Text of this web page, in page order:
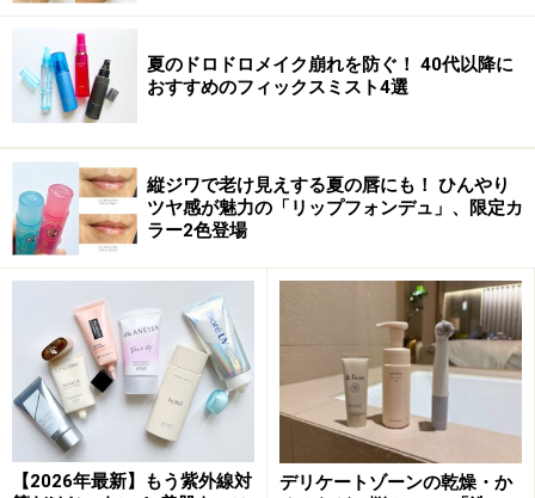
【商品お問合せ先】アウェイク03-3561-6923
商品詳細はコチラ
この商品についてのクチコミを書く・読む
夏のドロドロメイク崩れを防ぐ！ 40代以降に
おすすめのフィックスミスト4選
縦ジワで老け見えする夏の唇にも！ ひんやり
ツヤ感が魅力の「リップフォンデュ」、限定カ
ラー2色登場
【2026年最新】もう紫外線対
デリケートゾーンの乾燥・か